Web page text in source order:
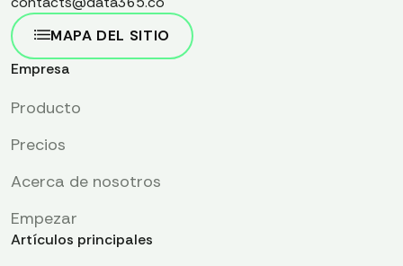
MAPA DEL SITIO
Empresa
Producto
Precios
Acerca de nosotros
Empezar
Artículos principales